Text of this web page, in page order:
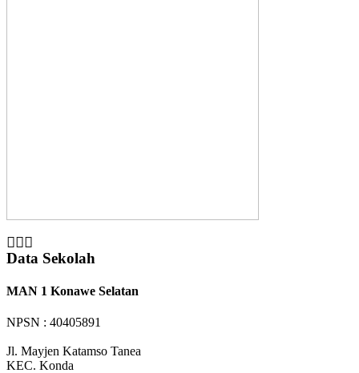
Data Sekolah
MAN 1 Konawe Selatan
NPSN : 40405891
Jl. Mayjen Katamso Tanea
KEC. Konda